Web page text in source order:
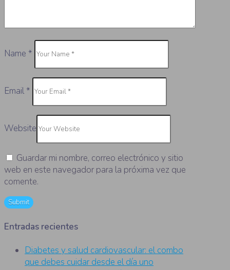
Name *
Email*
Website
Guardar mi nombre, correo electrónico y sitio
web en este navegador para la próxima vez que
comente.
Entradas recientes
Diabetes y salud cardiovascular: el combo
que debes cuidar desde el día uno